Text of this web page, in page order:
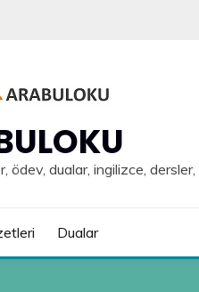
dualar, ingilizce, dersler,
Dualar